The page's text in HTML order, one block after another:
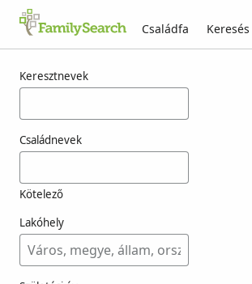
Családfa Keresés
Keresztnevek
Családnevek
Kötelező
Lakóhely